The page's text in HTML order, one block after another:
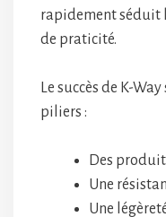
rapidement séduit
de praticité.
Le succès de K-
piliers :
Des
Une
Une